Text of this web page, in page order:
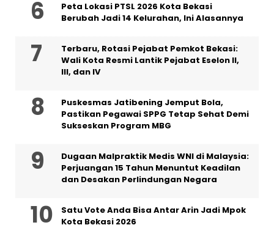
Peta Lokasi PTSL 2026 Kota Bekasi
Berubah Jadi 14 Kelurahan, Ini Alasannya
‎Terbaru, Rotasi Pejabat Pemkot Bekasi:
Wali Kota Resmi Lantik Pejabat Eselon II,
III, dan IV ‎
Puskesmas Jatibening Jemput Bola,
Pastikan Pegawai SPPG Tetap Sehat Demi
Sukseskan Program MBG
‎Dugaan Malpraktik Medis WNI di Malaysia:
Perjuangan 15 Tahun Menuntut Keadilan
dan Desakan Perlindungan Negara
Satu Vote Anda Bisa Antar Arin Jadi Mpok
Kota Bekasi 2026